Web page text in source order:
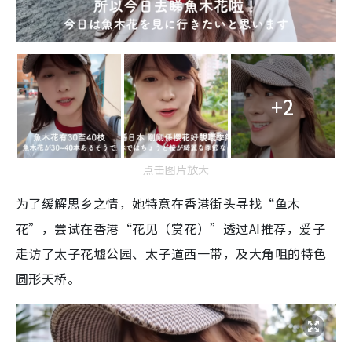
+2
点击图片放大
为了缓解思乡之情，她特意在香港街头寻找“鱼木
花”，尝试在香港“花见（赏花）”透过AI推荐，爱子
走访了太子花墟公园、太子道西一带，及大角咀的特色
圆形天桥。